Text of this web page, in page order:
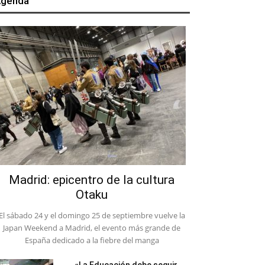
Madrid: epicentro de la cultura
Otaku
sábado 24 y el domingo 25 de septiembre vuelve la
Japan Weekend a Madrid, el evento más grande de
España dedicado a la fiebre del manga